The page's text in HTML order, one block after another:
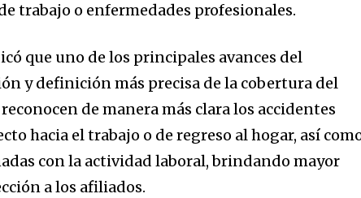
trabajo o enfermedades profesionales.
que uno de los principales avances del
y definición más precisa de la cobertura del
de manera más clara los accidentes
hacia el trabajo o de regreso al hogar, así
con la actividad laboral, brindando mayor
a los afiliados.